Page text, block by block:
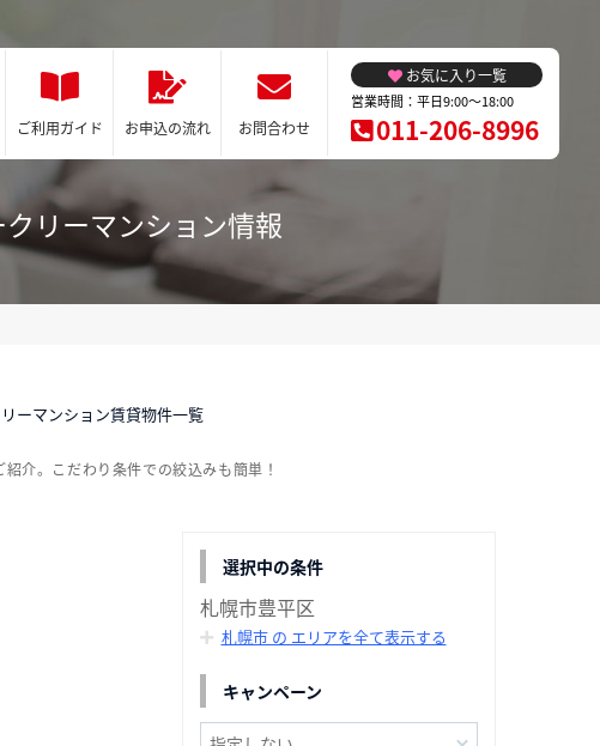
ご利用ガイド お申込の流れ お問合わせ
お気に入り一覧
営業時間：平日9:00～18:00
011-206-8996
リーマンション情報
ーマンション賃貸物件一覧
介。こだわり条件での絞込みも簡単！
選択中の条件
札幌市豊平区
札幌市 の エリアを全て表示する
キャンペーン